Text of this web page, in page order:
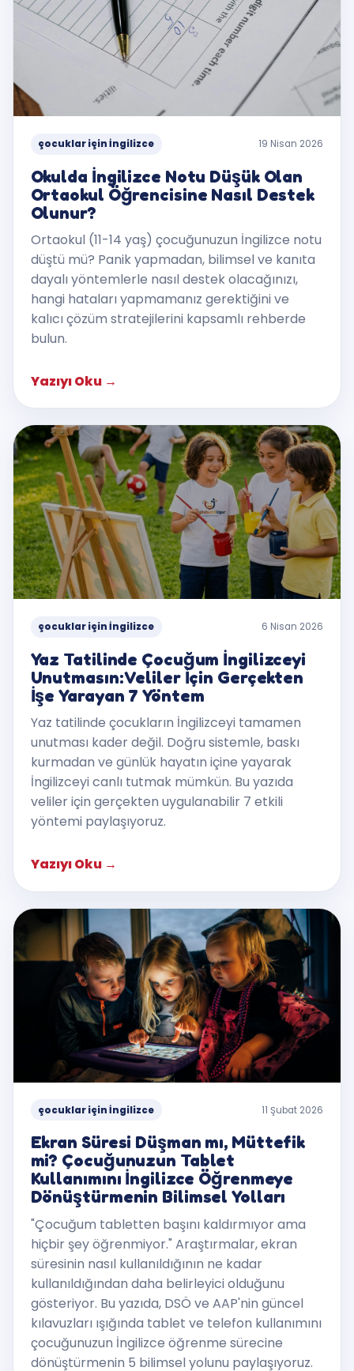
çocuklar için İngilizce 19 Nisan 2026
Okulda İngilizce Notu Düşük Olan
Ortaokul Öğrencisine Nasıl Destek
Olunur?
Ortaokul (11-14 yaş) çocuğunuzun İngilizce notu
düştü mü? Panik yapmadan, bilimsel ve kanıta
dayalı yöntemlerle nasıl destek olacağınızı,
hangi hataları yapmamanız gerektiğini ve
kalıcı çözüm stratejilerini kapsamlı rehberde
bulun.
Yazıyı Oku →
çocuklar için İngilizce 6 Nisan 2026
Yaz Tatilinde Çocuğum İngilizceyi
Unutmasın: Veliler İçin Gerçekten
İşe Yarayan 7 Yöntem
Yaz tatilinde çocukların İngilizceyi tamamen
unutması kader değil. Doğru sistemle, baskı
kurmadan ve günlük hayatın içine yayarak
İngilizceyi canlı tutmak mümkün. Bu yazıda
veliler için gerçekten uygulanabilir 7 etkili
yöntemi paylaşıyoruz.
Yazıyı Oku →
çocuklar için İngilizce 11 Şubat 2026
Ekran Süresi Düşman mı, Müttefik
mi? Çocuğunuzun Tablet
Kullanımını İngilizce Öğrenmeye
Dönüştürmenin Bilimsel Yolları
"Çocuğum tabletten başını kaldırmıyor ama
hiçbir şey öğrenmiyor." Araştırmalar, ekran
süresinin nasıl kullanıldığının ne kadar
kullanıldığından daha belirleyici olduğunu
gösteriyor. Bu yazıda, DSÖ ve AAP'nin güncel
kılavuzları ışığında tablet ve telefon kullanımını
çocuğunuzun İngilizce öğrenme sürecine
dönüştürmenin 5 bilimsel yolunu paylaşıyoruz.